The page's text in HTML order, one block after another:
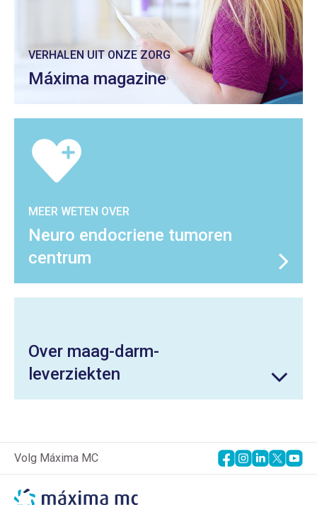
VERHALEN UIT ONZE ZORG
Máxima magazine
MEER WETEN OVER
Neuro endocriene tumoren
centrum
Over maag-darm-
leverziekten
Volg Máxima MC